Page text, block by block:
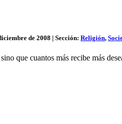
de 2008 | Sección: Religión,
que cuantos más recibe más